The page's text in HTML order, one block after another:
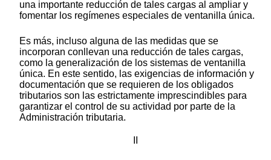
una importante reducción de tales cargas al ampliar y
fomentar los regímenes especiales de ventanilla única.
Es más, incluso alguna de las medidas que se
incorporan conllevan una reducción de tales cargas,
como la generalización de los sistemas de ventanilla
única. En este sentido, las exigencias de información y
documentación que se requieren de los obligados
tributarios son las estrictamente imprescindibles para
garantizar el control de su actividad por parte de la
Administración tributaria.